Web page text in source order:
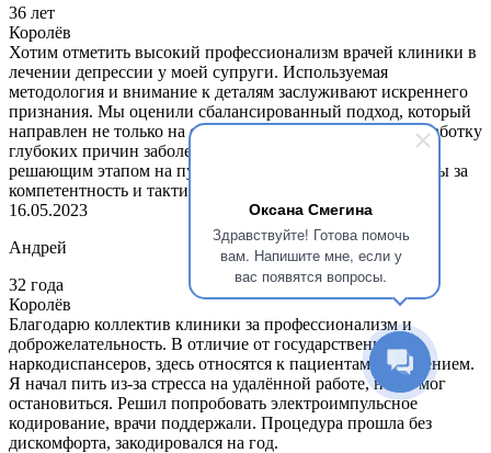
Оксана Смегина
Здравствуйте! Готова помочь
вам. Напишите мне, если у
вас появятся вопросы.
36 лет
Королёв
Хотим отметить высокий профессионализм врачей клиники в
лечении депрессии у моей супруги. Используемая
методология и внимание к деталям заслуживают искреннего
признания. Мы оценили сбалансированный подход, который
направлен не только на снятие симптомов, но и на проработку
глубоких причин заболевания. Эта поддержка стала
решающим этапом на пути к выздоровлению. Благодарны за
компетентность и тактичность
16.05.2023
Андрей
32 года
Королёв
Благодарю коллектив клиники за профессионализм и
доброжелательность. В отличие от государственных
наркодиспансеров, здесь относятся к пациентам с уважением.
Я начал пить из-за стресса на удалённой работе, но не мог
остановиться. Решил попробовать электроимпульсное
кодирование, врачи поддержали. Процедура прошла без
дискомфорта, закодировался на год.